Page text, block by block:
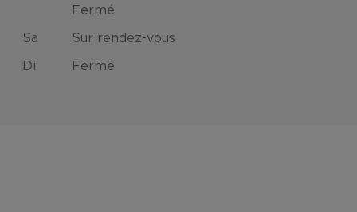
Fermé
Sa Sur rendez-vous
Di Fermé